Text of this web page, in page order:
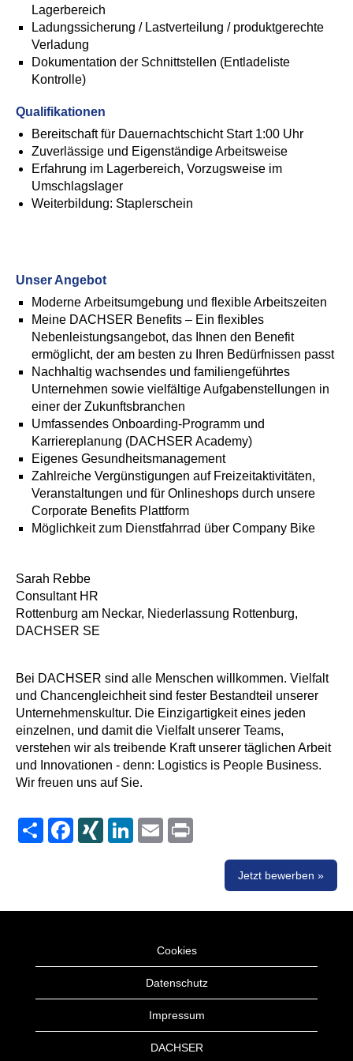
Lagerbereich
Ladungssicherung / Lastverteilung / produktgerechte
Verladung
Dokumentation der Schnittstellen (Entladeliste
Kontrolle)
Qualifikationen
Bereitschaft für Dauernachtschicht Start 1:00 Uhr
Zuverlässige und Eigenständige Arbeitsweise
Erfahrung im Lagerbereich, Vorzugsweise im
Umschlagslager
Weiterbildung: Staplerschein
Unser Angebot
Moderne Arbeitsumgebung und flexible Arbeitszeiten
Meine DACHSER Benefits – Ein flexibles
Nebenleistungsangebot, das Ihnen den Benefit
ermöglicht, der am besten zu Ihren Bedürfnissen passt
Nachhaltig wachsendes und familiengeführtes
Unternehmen sowie vielfältige Aufgabenstellungen in
einer der Zukunftsbranchen
Umfassendes Onboarding-Programm und
Karriereplanung (DACHSER Academy)
Eigenes Gesundheitsmanagement
Zahlreiche Vergünstigungen auf Freizeitaktivitäten,
Veranstaltungen und für Onlineshops durch unsere
Corporate Benefits Plattform
Möglichkeit zum Dienstfahrrad über Company Bike
Sarah Rebbe
Consultant HR
Rottenburg am Neckar, Niederlassung Rottenburg,
DACHSER SE
Bei DACHSER sind alle Menschen willkommen. Vielfalt
und Chancengleichheit sind fester Bestandteil unserer
Unternehmenskultur. Die Einzigartigkeit eines jeden
einzelnen, und damit die Vielfalt unserer Teams,
verstehen wir als treibende Kraft unserer täglichen Arbeit
und Innovationen - denn: Logistics is People Business.
Wir freuen uns auf Sie.
Share FacebookXING LinkedInEmail
Jetzt bewerben »
Cookies
Datenschutz
Impressum
DACHSER